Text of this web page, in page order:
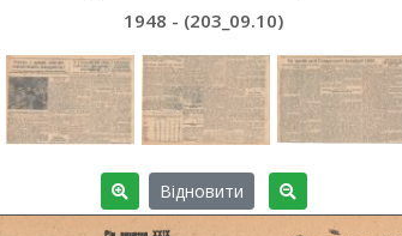
1948 - (203_09.10)
Відновити